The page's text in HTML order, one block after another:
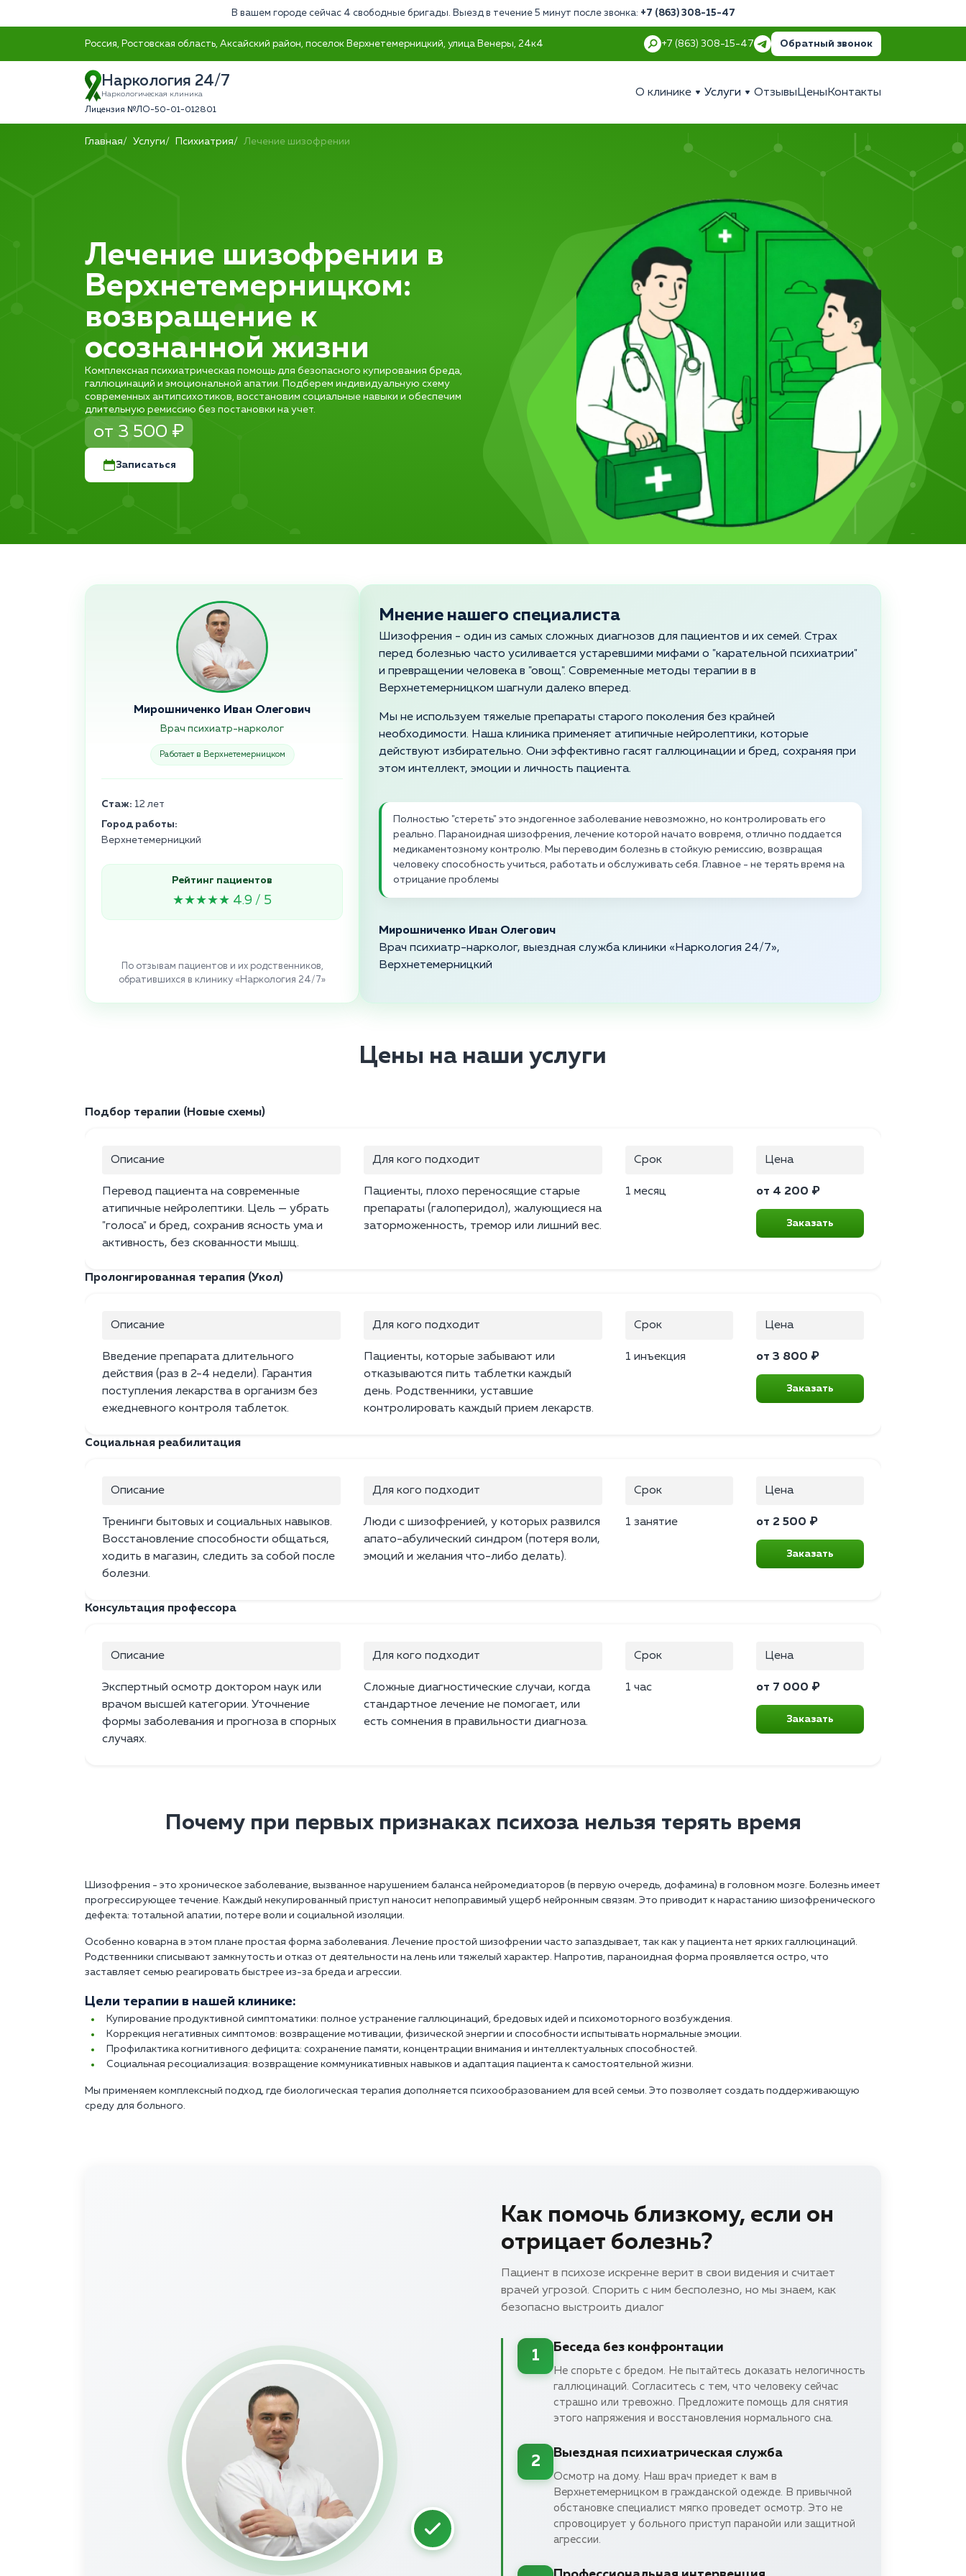
В вашем городе сейчас 4 свободные бригады. Выезд в течение 5 минут после звонка: +7 (863) 308-15-47
Россия, Ростовская область, Аксайский район, поселок Верхнетемерницкий, улица Венеры, 24к4 +7 (863) 308-15-47 Обратный звонок
Наркология 24/7
Наркологическая клиника
Лицензия №ЛО-50-01-012801
О клинике Услуги Отзывы Цены Контакты
Главная Услуги Психиатрия Лечение шизофрении
Лечение шизофрении в
Верхнетемерницком:
возвращение к
осознанной жизни
Комплексная психиатрическая помощь для безопасного купирования бреда,
галлюцинаций и эмоциональной апатии. Подберем индивидуальную схему
современных антипсихотиков, восстановим социальные навыки и обеспечим
длительную ремиссию без постановки на учет.
от 3 500 ₽
Записаться
Мирошниченко Иван Олегович
Врач психиатр-нарколог
Работает в Верхнетемерницком
Стаж: 12 лет
Город работы:
Верхнетемерницкий
Рейтинг пациентов
★★★★★ 4.9 / 5
По отзывам пациентов и их родственников,
обратившихся в клинику «Наркология 24/7»
Мнение нашего специалиста
Шизофрения - один из самых сложных диагнозов для пациентов и их семей. Страх
перед болезнью часто усиливается устаревшими мифами о "карательной психиатрии"
и превращении человека в "овощ". Современные методы терапии в в
Верхнетемерницком шагнули далеко вперед.
Мы не используем тяжелые препараты старого поколения без крайней
необходимости. Наша клиника применяет атипичные нейролептики, которые
действуют избирательно. Они эффективно гасят галлюцинации и бред, сохраняя при
этом интеллект, эмоции и личность пациента.
Полностью "стереть" это эндогенное заболевание невозможно, но контролировать его
реально. Параноидная шизофрения, лечение которой начато вовремя, отлично поддается
медикаментозному контролю. Мы переводим болезнь в стойкую ремиссию, возвращая
человеку способность учиться, работать и обслуживать себя. Главное - не терять время на
отрицание проблемы
Мирошниченко Иван Олегович
Врач психиатр-нарколог, выездная служба клиники «Наркология 24/7»,
Верхнетемерницкий
Цены на наши услуги
Подбор терапии (Новые схемы)
Описание
Перевод пациента на современные
атипичные нейролептики. Цель — убрать
"голоса" и бред, сохранив ясность ума и
активность, без скованности мышц.
Для кого подходит
Пациенты, плохо переносящие старые
препараты (галоперидол), жалующиеся на
заторможенность, тремор или лишний вес.
Срок
1 месяц
Цена
от 4 200 ₽
Заказать
Пролонгированная терапия (Укол)
Описание
Введение препарата длительного
действия (раз в 2-4 недели). Гарантия
поступления лекарства в организм без
ежедневного контроля таблеток.
Для кого подходит
Пациенты, которые забывают или
отказываются пить таблетки каждый
день. Родственники, уставшие
контролировать каждый прием лекарств.
Срок
1 инъекция
Цена
от 3 800 ₽
Заказать
Социальная реабилитация
Описание
Тренинги бытовых и социальных навыков.
Восстановление способности общаться,
ходить в магазин, следить за собой после
болезни.
Для кого подходит
Люди с шизофренией, у которых развился
апато-абулический синдром (потеря воли,
эмоций и желания что-либо делать).
Срок
1 занятие
Цена
от 2 500 ₽
Заказать
Консультация профессора
Описание
Экспертный осмотр доктором наук или
врачом высшей категории. Уточнение
формы заболевания и прогноза в спорных
случаях.
Для кого подходит
Сложные диагностические случаи, когда
стандартное лечение не помогает, или
есть сомнения в правильности диагноза.
Срок
1 час
Цена
от 7 000 ₽
Заказать
Почему при первых признаках психоза нельзя терять время
Шизофрения - это хроническое заболевание, вызванное нарушением баланса нейромедиаторов (в первую очередь, дофамина) в головном мозге. Болезнь имеет
прогрессирующее течение. Каждый некупированный приступ наносит непоправимый ущерб нейронным связям. Это приводит к нарастанию шизофренического
дефекта: тотальной апатии, потере воли и социальной изоляции.
Особенно коварна в этом плане простая форма заболевания. Лечение простой шизофрении часто запаздывает, так как у пациента нет ярких галлюцинаций.
Родственники списывают замкнутость и отказ от деятельности на лень или тяжелый характер. Напротив, параноидная форма проявляется остро, что
заставляет семью реагировать быстрее из-за бреда и агрессии.
Цели терапии в нашей клинике:
Купирование продуктивной симптоматики: полное устранение галлюцинаций, бредовых идей и психомоторного возбуждения.
Коррекция негативных симптомов: возвращение мотивации, физической энергии и способности испытывать нормальные эмоции.
Профилактика когнитивного дефицита: сохранение памяти, концентрации внимания и интеллектуальных способностей.
Социальная ресоциализация: возвращение коммуникативных навыков и адаптация пациента к самостоятельной жизни.
Мы применяем комплексный подход, где биологическая терапия дополняется психообразованием для всей семьи. Это позволяет создать поддерживающую
среду для больного.
Как помочь близкому, если он
отрицает болезнь?
Пациент в психозе искренне верит в свои видения и считает
врачей угрозой. Спорить с ним бесполезно, но мы знаем, как
безопасно выстроить диалог
1
Беседа без конфронтации
Не спорьте с бредом. Не пытайтесь доказать нелогичность
галлюцинаций. Согласитесь с тем, что человеку сейчас
страшно или тревожно. Предложите помощь для снятия
этого напряжения и восстановления нормального сна.
2
Выездная психиатрическая служба
Осмотр на дому. Наш врач приедет к вам в
Верхнетемерницком в гражданской одежде. В привычной
обстановке специалист мягко проведет осмотр. Это не
спровоцирует у больного приступ паранойи или защитной
агрессии.